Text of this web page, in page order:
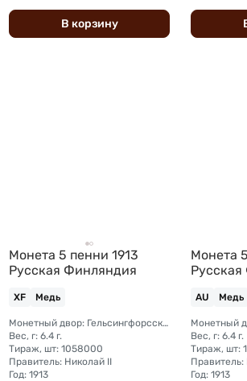
В корзину
Монета 5 пенни 1913
Русская Финляндия
XF Медь
Монетный двор: Гельсингфорсский монетный двор (Финляндия)
Вес, г: 6.4 г.
Тираж, шт: 1058000
Правитель: Николай II
Год: 1913
Монета
AU Медь
Вес, г: 6.4 г.
Тираж, шт:
Правитель:
Год: 1913